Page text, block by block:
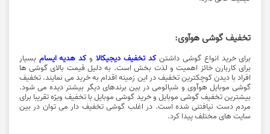
تخفیف گوشی هوآوی:
برای خرید انواع گوشی داشتنکد تخفیف دیجیکالاو کد هدیه ایسام بسیار
برای کاربارن خائز اهمیت و لذت بخش است. به دلیل قیمت بالای گوشی ها
افراد با دیدن کوچکترین تخفیف در این زمینه اقدام به خرید می نمایند. تخفیف
گوشی موبایل هوآوی و شیائومی در بین برندهای دیگر بیشتر دیده می شود.
بیشترین تخفیف گوشی موبایل و خرید گوشی موبایل با تخفیف ویژه تقریبا برای
مردم دست نیافتنی شده است. در اغلب گوشی تخفیف دار می توان در بین
سایت های مختلف پیدا کرد.